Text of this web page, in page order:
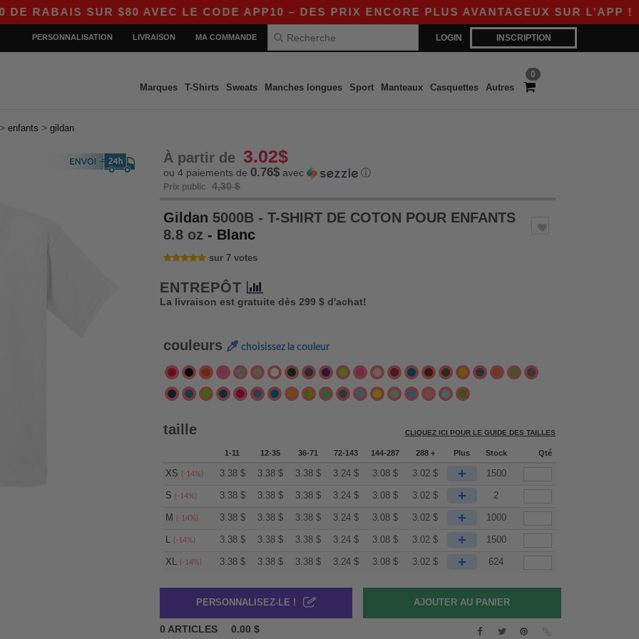
SUR $80 AVEC LE CODE APP10 – DES PRIX ENCORE PLUS AVANTAGEUX SUR L’APP !|
LOGIN INSCRIPTION
PERSONNALISATION LIVRAISON MA COMMANDE
0
Marques T-Shirts Sweats Manches longues Sport Manteaux Casquettes Autres
> enfants > gildan
À partir de 3.02$
ou 4 paiements de 0.76$ avec ⓘ
Prix public 4,30 $
Gildan 5000B - T-SHIRT DE COTON POUR ENFANTS
8.8 oz - Blanc
sur 7 votes
ENTREPÔT
La livraison est gratuite dès 299 $ d'achat!
couleurs choisissez la couleur
taille CLIQUEZ ICI POUR LE GUIDE DES TAILLES
1-11 12-35 36-71 72-143 144-287 288 + Plus Stock Qté
XS (-14%) 3.38 $ 3.38 $ 3.38 $ 3.24 $ 3.08 $ 3.02 $ + 1500
S (-14%) 3.38 $ 3.38 $ 3.38 $ 3.24 $ 3.08 $ 3.02 $ + 2
M (-14%) 3.38 $ 3.38 $ 3.38 $ 3.24 $ 3.08 $ 3.02 $ + 1000
L (-14%) 3.38 $ 3.38 $ 3.38 $ 3.24 $ 3.08 $ 3.02 $ + 1500
XL (-14%) 3.38 $ 3.38 $ 3.38 $ 3.24 $ 3.08 $ 3.02 $ + 624
PERSONNALISEZ-LE !
0 ARTICLES 0.00 $